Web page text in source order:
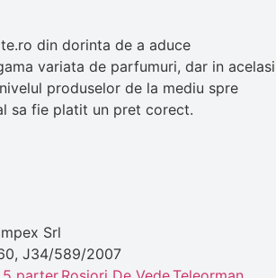
din dorinta de a aduce
variata de parfumuri, dar in acelasi
produselor de la mediu spre
sa fie platit un pret corect.
Srl
J34/589/2007